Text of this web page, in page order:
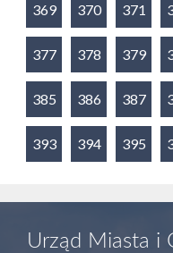
369 370 371
377 378 379
385 386 387
393 394 395
Urząd Miasta i